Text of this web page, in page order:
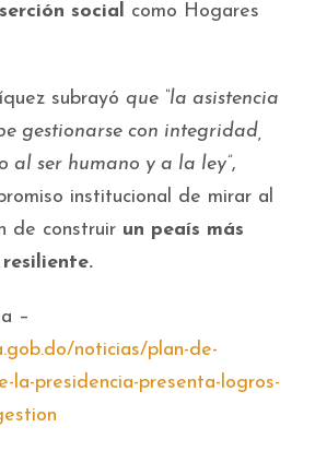
social como Hogares
subrayó que “la asistencia
gestionarse con integridad,
al ser humano y a la ley”,
institucional de mirar al
de construir un peaís más
–
noticias/plan-de-
la-presidencia-presenta-logros-